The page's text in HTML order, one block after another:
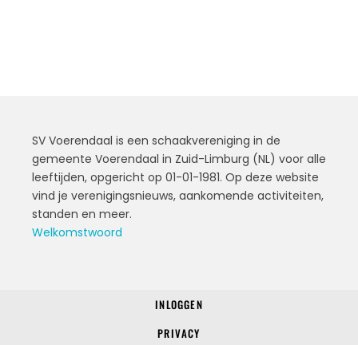
SV Voerendaal is een schaakvereniging in de
gemeente Voerendaal in Zuid-Limburg (NL) voor alle
leeftijden, opgericht op 01-01-1981. Op deze website
vind je verenigingsnieuws, aankomende activiteiten,
standen en meer.
Welkomstwoord
INLOGGEN
PRIVACY
© 2022 SV Voerendaal